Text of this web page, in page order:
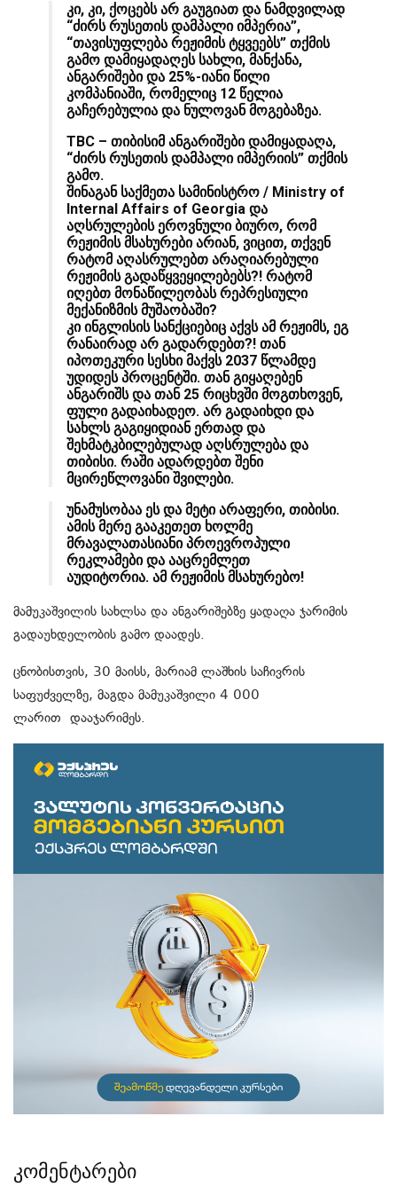
კი, კი, ქოცებს არ გაუგიათ და ნამდვილად
“ძირს რუსეთის დამპალი იმპერია”,
“თავისუფლება რეჟიმის ტყვეებს” თქმის
გამო დამიყადაღეს სახლი, მანქანა,
ანგარიშები და 25%-იანი წილი
კომპანიაში, რომელიც 12 წელია
გაჩერებულია და ნულოვან მოგებაზეა.
TBC – თიბისიმ ანგარიშები დამიყადაღა,
“ძირს რუსეთის დამპალი იმპერიის” თქმის
გამო.
შინაგან საქმეთა სამინისტრო / Ministry of
Internal Affairs of Georgia და
აღსრულების ეროვნული ბიურო, რომ
რეჟიმის მსახურები არიან, ვიცით, თქვენ
რატომ აღასრულებთ არაღიარებული
რეჟიმის გადაწყვეყილებებს?! რატომ
იღებთ მონაწილეობას რეპრესიული
მექანიზმის მუშაობაში?
კი ინგლისის სანქციებიც აქვს ამ რეჟიმს, ეგ
რანაირად არ გადარდებთ?! თან
იპოთეკური სესხი მაქვს 2037 წლამდე
უდიდეს პროცენტში. თან გიყაღებენ
ანგარიშს და თან 25 რიცხვში მოგთხოვენ,
ფული გადაიხადეო. არ გადაიხდი და
სახლს გაგიყიდიან ერთად და
შეხმატკბილებულად აღსრულება და
თიბისი. რაში ადარდებთ შენი
მცირეწლოვანი შვილები.
უნამუსობაა ეს და მეტი არაფერი, თიბისი.
ამის მერე გააკეთეთ ხოლმე
მრავალათასიანი პროევროპული
რეკლამები და ააცრემლეთ
აუდიტორია. ამ რეჟიმის მსახურებო!
მამუკაშვილის სახლსა და ანგარიშებზე ყადაღა ჯარიმის
გადაუხდელობის გამო დაადეს.
ცნობისთვის, 30 მაისს, მარიამ ლაშხის საჩივრის
საფუძველზე, მაგდა მამუკაშვილი 4 000
ლარით დააჯარიმეს.
კომენტარები